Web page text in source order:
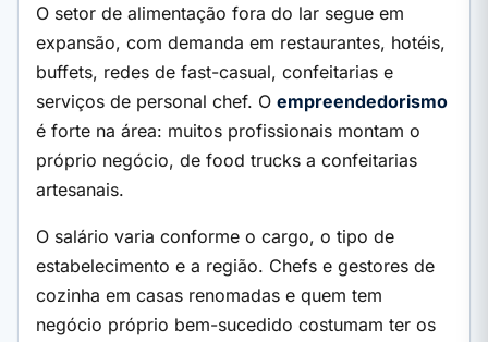
O setor de alimentação fora do lar segue em
expansão, com demanda em restaurantes, hotéis,
buffets, redes de fast-casual, confeitarias e
serviços de personal chef. O empreendedorismo
é forte na área: muitos profissionais montam o
próprio negócio, de food trucks a confeitarias
artesanais.
O salário varia conforme o cargo, o tipo de
estabelecimento e a região. Chefs e gestores de
cozinha em casas renomadas e quem tem
negócio próprio bem-sucedido costumam ter os